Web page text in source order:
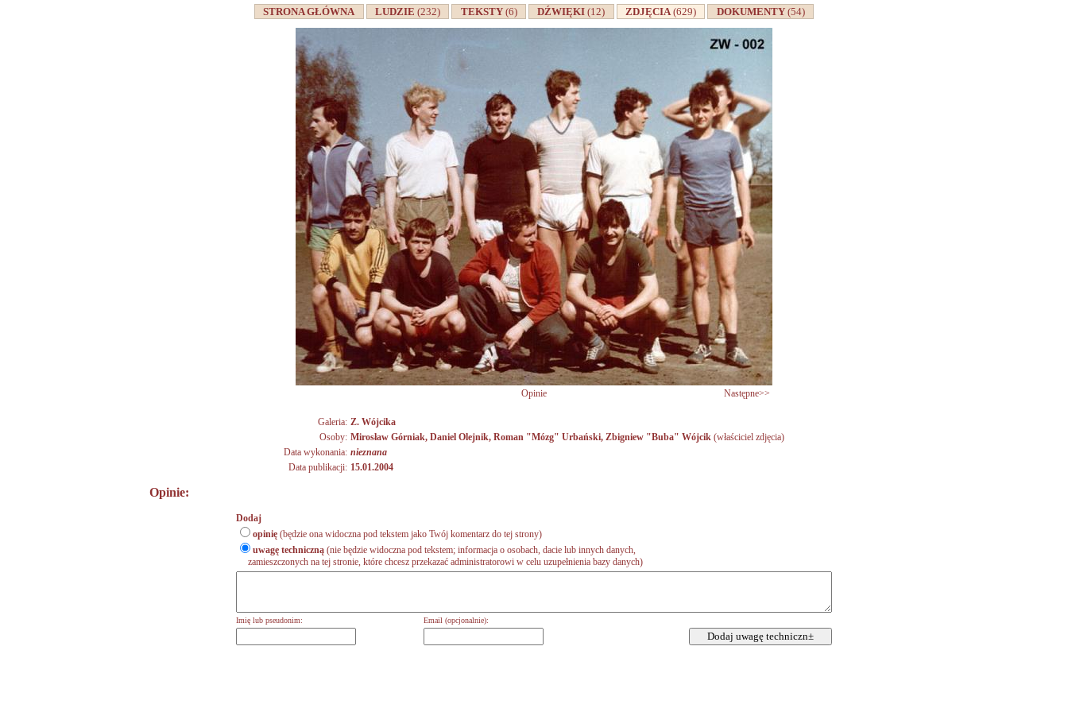
STRONA GŁÓWNA LUDZIE(232) TEKSTY (6) DŹWIĘKI(12) ZDJĘCIA(629) DOKUMENTY (54)
Opinie Następne>>
Galeria: Z. Wójcika
Osoby: Mirosław Górniak, Daniel Olejnik, Roman "Mózg" Urbański, Zbigniew "Buba" Wójcik (właściciel zdjęcia)
Data wykonania: nieznana
Data publikacji: 15.01.2004
Opinie:
Dodaj
opinię (będzie ona widoczna pod tekstem jako Twój komentarz do tej strony)
uwagę techniczną (nie będzie widoczna pod tekstem; informacja o osobach, dacie lub innych danych,
zamieszczonych na tej stronie, które chcesz przekazać administratorowi w celu uzupełnienia bazy danych)
Imię lub pseudonim: Email (opcjonalnie):